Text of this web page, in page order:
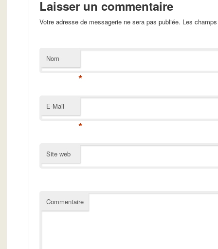
Laisser un commentaire
Votre adresse de messagerie ne sera pas publiée. Les
Nom
*
E-Mail
*
Site web
Commentaire